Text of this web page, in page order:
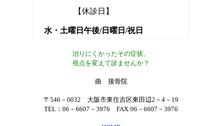
【休診日】
水・土曜日午後/日曜日/祝日
治りにくかったその症状、
視点を変えて診ませんか？
曲 接骨院
〒546－0032 大阪市東住吉区東田辺2－4－19
TEL：06－6607－3976 FAX:06－6607－3976